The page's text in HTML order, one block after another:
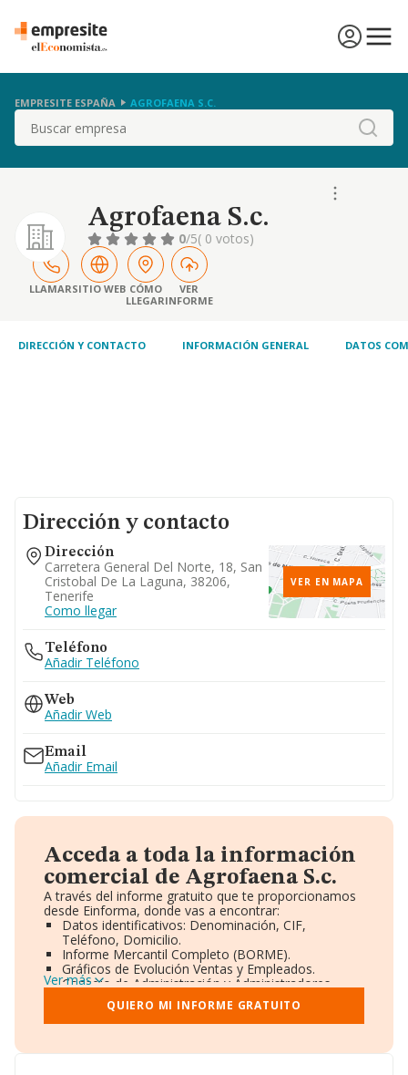
EMPRESITE ESPAÑA AGROFAENA S.C.
Buscar
Agrofaena S.c.
0/5( 0 votos)
LLAMARSITIO WEB CÓMO
LLEGAR
VER
INFORME
DIRECCIÓN Y CONTACTO INFORMACIÓN GENERAL DATOS
Dirección y contacto
Dirección
Carretera General Del Norte, 18, San
Cristobal De La Laguna, 38206,
Tenerife
Como llegar
VER EN MAPA
Teléfono
Añadir Teléfono
Web
Añadir Web
Email
Añadir Email
Acceda a toda la información
comercial de Agrofaena S.c.
A través del informe gratuito que te proporcionamos
desde Einforma, donde vas a encontrar:
Datos identificativos: Denominación, CIF,
Teléfono, Domicilio.
Informe Mercantil Completo (BORME).
Gráficos de Evolución Ventas y Empleados.
Consejo de Administración y Administradores.
Directivos y Ejecutivos.
Accionistas.
Participaciones y Vinculaciones en otras empresas.
Información oficial y registral complementaria.
Ver más
QUIERO MI INFORME GRATUITO